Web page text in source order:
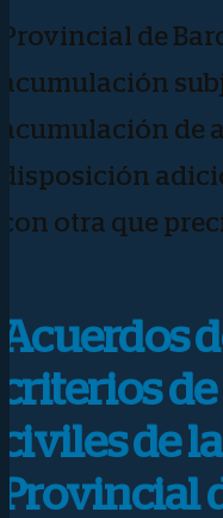
Provincial de
acumulación
acumulación de
disposición
con otra que
Acuerdos
criterios
civiles de
Provincial